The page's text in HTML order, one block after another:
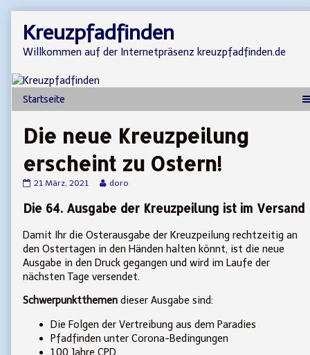
content
Kreuzpfadfinden
Willkommen auf der Internetpräsenz kreuzpfadfinden.de
Die neue Kreuzpeilung
erscheint zu Ostern!
Die
Kreuzpeilung
erscheint
Ostern!
published
on
21 März, 2021
Read
posts
by
author
of
Die
neue
Kreuzpeilung
erscheint
zu
doro
Die 64. Ausgabe der Kreuzpeilung ist im Versand
Damit Ihr die Osterausgabe der Kreuzpeilung rechtzeitig an
den Ostertagen in den Händen halten könnt, ist die neue
Ausgabe in den Druck gegangen und wird im Laufe der
nächsten Tage versendet.
Schwerpunktthemen dieser Ausgabe sind:
Die Folgen der Vertreibung aus dem Paradies
Pfadfinden unter Corona-Bedingungen
100 Jahre CPD